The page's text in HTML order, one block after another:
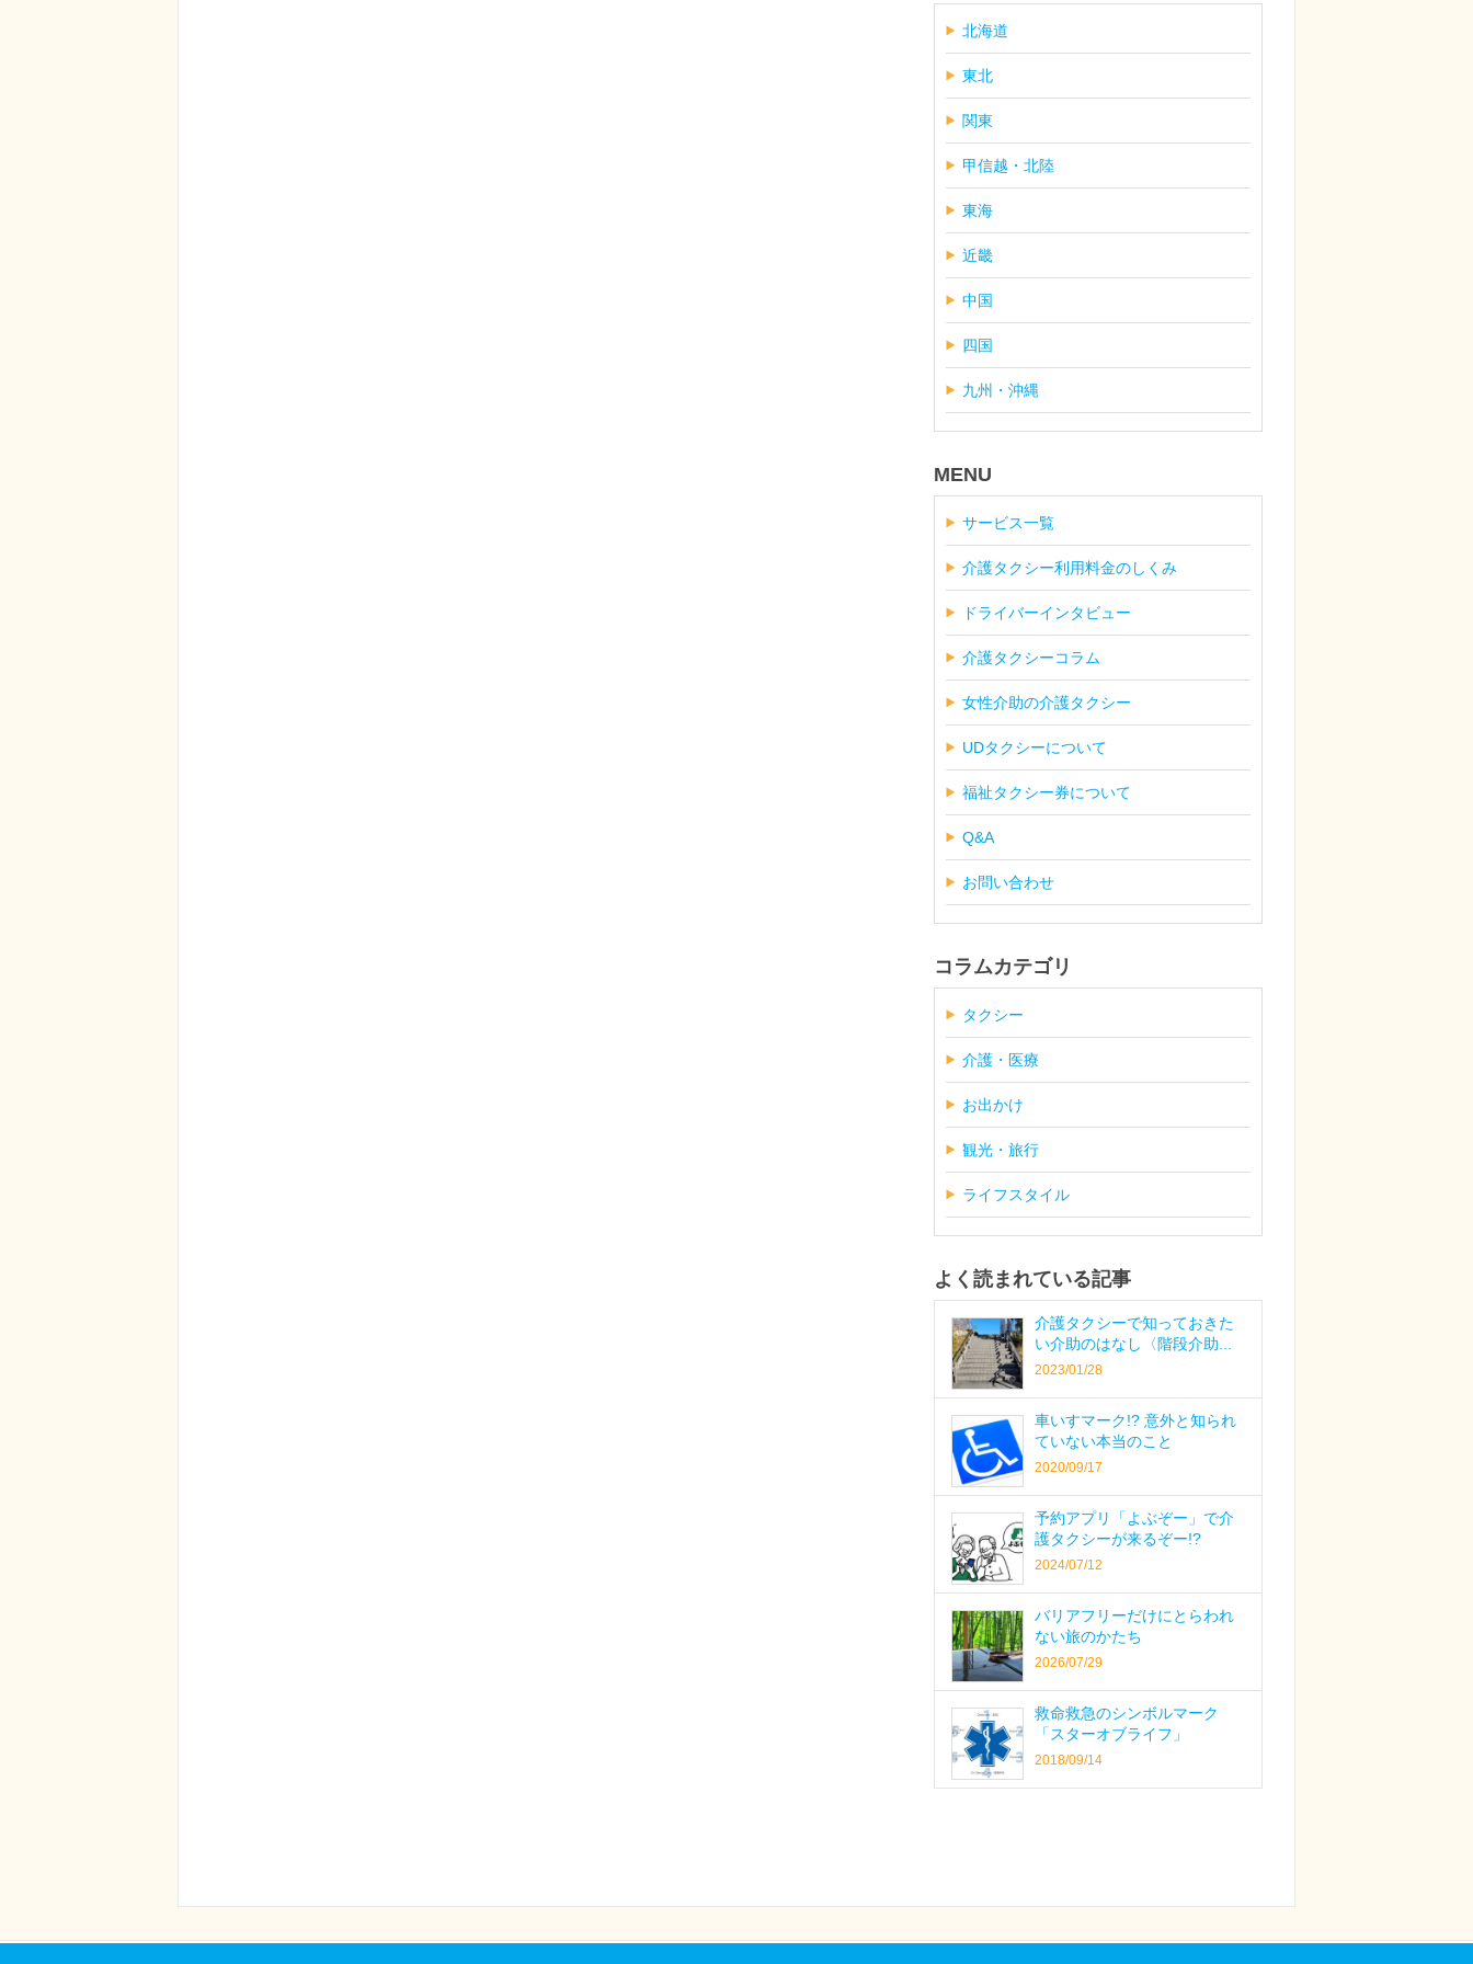
北海道
東北
関東
甲信越・北陸
東海
近畿
中国
四国
九州・沖縄
MENU
サービス一覧
介護タクシー利用料金のしくみ
ドライバーインタビュー
介護タクシーコラム
女性介助の介護タクシー
UDタクシーについて
福祉タクシー券について
Q&A
お問い合わせ
コラムカテゴリ
タクシー
介護・医療
お出かけ
観光・旅行
ライフスタイル
よく読まれている記事
介護タクシーで知っておきた
い介助のはなし〈階段介助...
2023/01/28
車いすマーク!? 意外と知られ
ていない本当のこと
2020/09/17
予約アプリ「よぶぞー」で介
護タクシーが来るぞー!?
2024/07/12
バリアフリーだけにとらわれ
ない旅のかたち
2026/07/29
救命救急のシンボルマーク
「スターオブライフ」
2018/09/14